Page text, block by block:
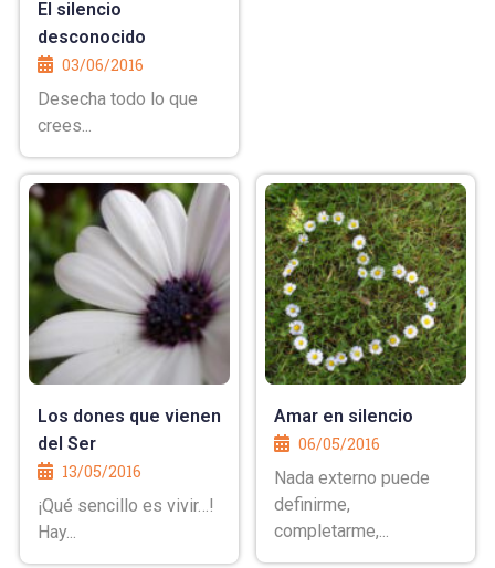
El silencio
desconocido
03/06/2016
Desecha todo lo que
crees...
Los dones que vienen
del Ser
13/05/2016
¡Qué sencillo es vivir…!
Hay...
Amar en silencio
06/05/2016
Nada externo puede
definirme,
completarme,...